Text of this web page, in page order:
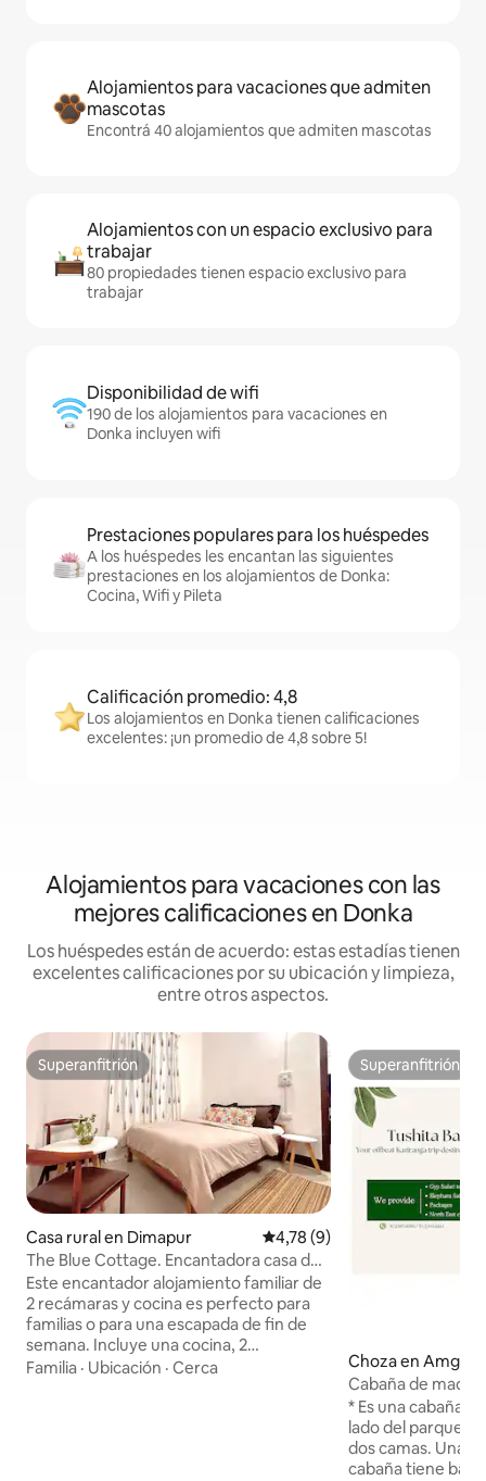
Alojamientos para vacaciones que admiten
mascotas
Encontrá 40 alojamientos que admiten mascotas
Alojamientos con un espacio exclusivo para
trabajar
80 propiedades tienen espacio exclusivo para
trabajar
Disponibilidad de wifi
190 de los alojamientos para vacaciones en
Donka incluyen wifi
Prestaciones populares para los huéspedes
A los huéspedes les encantan las siguientes
prestaciones en los alojamientos de Donka:
Cocina, Wifi y Pileta
Calificación promedio: 4,8
Los alojamientos en Donka tienen calificaciones
excelentes: ¡un promedio de 4,8 sobre 5!
Alojamientos para vacaciones con las
mejores calificaciones en Donka
Los huéspedes están de acuerdo: estas estadías tienen
excelentes calificaciones por su ubicación y limpieza,
entre otros aspectos.
Superanfitrión
Superanfitrión
Casa rural en Dimapur Calificación promedio: 4,78
4,78 (9)
The Blue Cottage. Encantadora casa de
campo de 2 ambientes con cocina y
jardín.
Este encantador alojamiento familiar de
2 recámaras y cocina es perfecto para
familias o para una escapada de fin de
semana. Incluye una cocina, 2
acogedoras habitaciones con aire
Familia · Ubicación · Cerca
Superanfitrión
Superanfitrión
Choza en Amguri
Cabaña de
Kaziranga
* Es una cabaña
lado del parque
dos camas. Una
cabaña tiene